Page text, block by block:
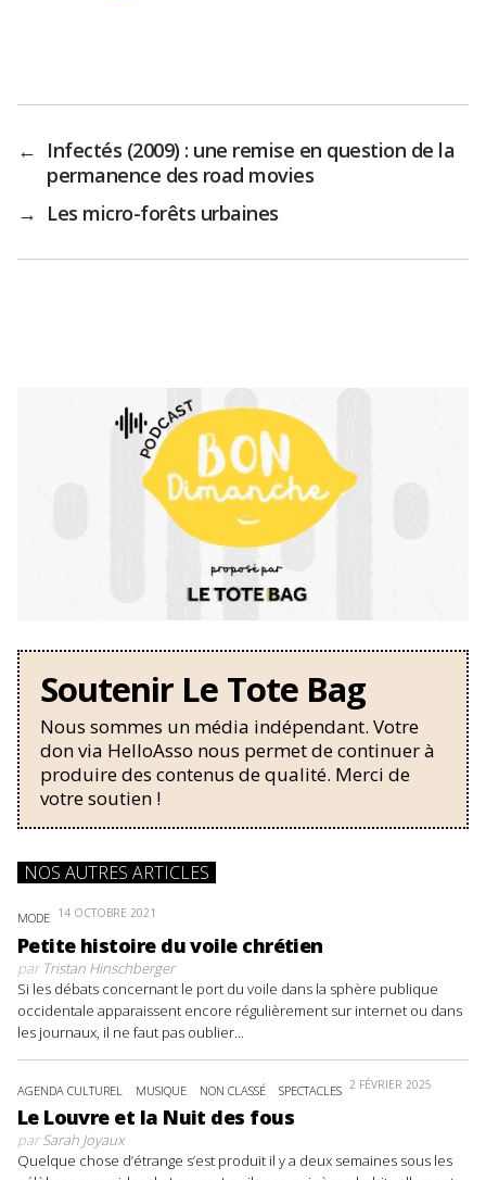
← Infectés (2009) : une remise en question de la
permanence des road movies
→ Les micro-forêts urbaines
Soutenir Le Tote Bag
Nous sommes un média indépendant. Votre
don via HelloAsso nous permet de continuer à
produire des contenus de qualité. Merci de
votre soutien !
NOS AUTRES ARTICLES
MODE 14 OCTOBRE 2021
Petite histoire du voile chrétien
parTristan Hinschberger
Si les débats concernant le port du voile dans la sphère publique
occidentale apparaissent encore régulièrement sur internet ou dans
les journaux, il ne faut pas oublier...
AGENDA CULTUREL MUSIQUE NON CLASSÉ SPECTACLES 2 FÉVRIER 2025
Le Louvre et la Nuit des fous
parSarah Joyaux
Quelque chose d’étrange s’est produit il y a deux semaines sous les